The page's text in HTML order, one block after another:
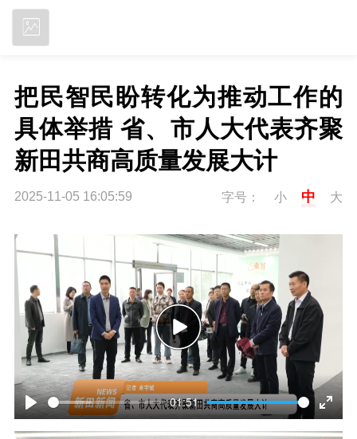
把民智民盼转化为推动工作的
具体举措 省、市人大代表齐聚
新田共商高质量发展大计
2025-11-05 16:05:59 字号： 小 中 大
P
01:51
E
P
l
a